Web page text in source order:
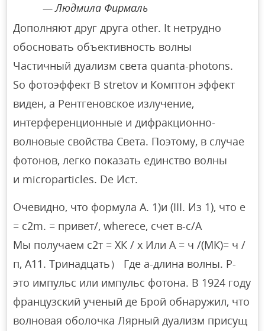
Людмила Фирмаль
Дополняют друг друга other. It нетрудно
обосновать объективность волны
Частичный дуализм света quanta-photons.
So фотоэффект В stretov и Комптон эффект
виден, а Рентгеновское излучение,
интерференционные и дифракционно-
волновые свойства Света. Поэтому, в случае
фотонов, легко показать единство волны
и microparticles. De Ист.
Очевидно, что формула А. 1)и (III. Из 1), что e
= c2m. = привет/, wherece, счет в-с/А
Мы получаем с2т = ХК / х Или А = ч /(МК)= ч /
п, А11. Тринадцать） Где а-длина волны. P-
это импульс или импульс фотона. В 1924 году
французский ученый де Брой обнаружил, что
волновая оболочка Лярный дуализм присущ